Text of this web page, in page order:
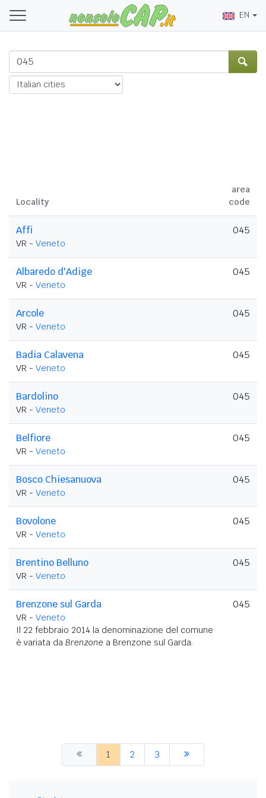
EN
Locality
area
code
Affi
VR - Veneto
045
Albaredo d'Adige
VR - Veneto
045
Arcole
VR - Veneto
045
Badia Calavena
VR - Veneto
045
Bardolino
VR - Veneto
045
Belfiore
VR - Veneto
045
Bosco Chiesanuova
VR - Veneto
045
Bovolone
VR - Veneto
045
Brentino Belluno
VR - Veneto
045
Brenzone sul Garda
VR - Veneto
Il 22 febbraio 2014 la denominazione del comune
è variata da Brenzone a Brenzone sul Garda.
045
1 2 3